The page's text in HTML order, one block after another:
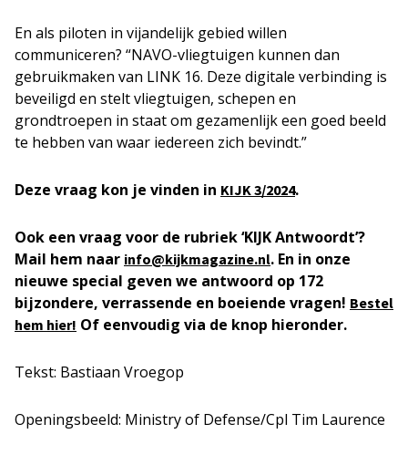
En als piloten in vijandelijk gebied willen
communiceren? “NAVO-vliegtuigen kunnen dan
gebruikmaken van LINK 16. Deze digitale verbinding is
beveiligd en stelt vliegtuigen, schepen en
grondtroepen in staat om gezamenlijk een goed beeld
te hebben van waar iedereen zich bevindt.”
Deze vraag kon je vinden in KIJK 3/2024.
Ook een vraag voor de rubriek ‘KIJK Antwoordt’?
Mail hem naar info@kijkmagazine.nl. En in onze
nieuwe special geven we antwoord op 172
bijzondere, verrassende en boeiende vragen! Bestel
hem hier! Of eenvoudig via de knop hieronder.
Tekst: Bastiaan Vroegop
Openingsbeeld: Ministry of Defense/Cpl Tim Laurence